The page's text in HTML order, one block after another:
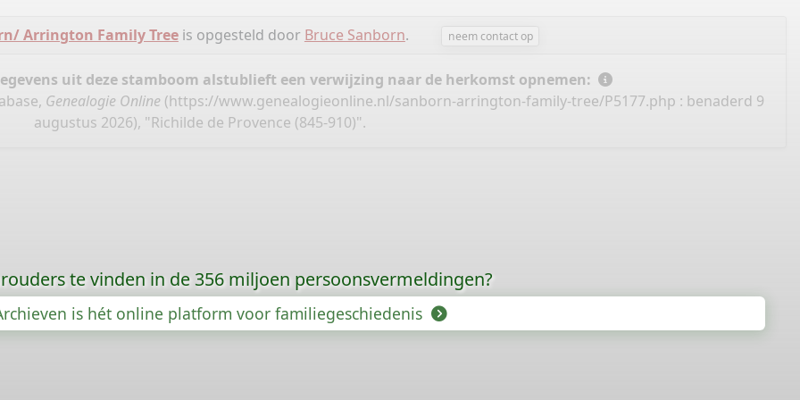
Arrington Family Treeis opgesteld door Bruce Sanborn. neem contact op
uit deze stamboom alstublieft een verwijzing naar de herkomst opnemen:
Genealogie Online (https://www.genealogieonline.nl/sanborn-arrington-family-tree/P5177.php : benaderd 9
augustus 2026), "Richilde de Provence (845-910)".
te vinden in de 356 miljoen persoonsvermeldingen?
is hét online platform voor familiegeschiedenis